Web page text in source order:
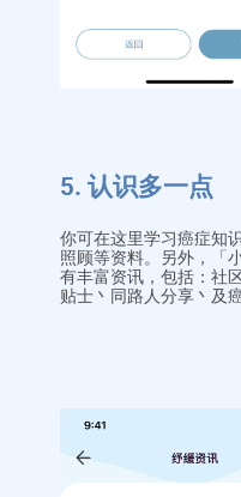
5. 认识多一点
你可在这里学习癌症知
照顾等资料。另外，「
有丰富资讯，包括：社
贴士丶同路人分享丶及